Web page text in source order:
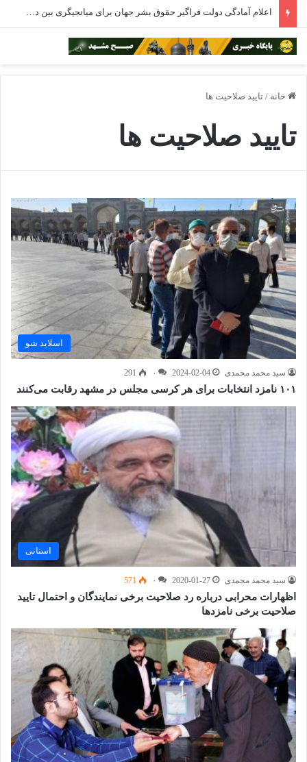
اعلام آمادگی دولت فراگیر حقوق بشر جهان برای میانجیگری بین دو کشور آمریکا و ایران
خانه / تایید صلاحیت ها
تایید صلاحیت ها
اسلاید شو
سید محمد محمدی 2024-02-04 ۰ 291
۱۰۱ نامزد انتخابات برای هر کرسی مجلس در مشهد رقابت می‌کنند
استانی
سید محمد محمدی 2020-01-27 ۰ 571
اظهارات محرابی درباره رد صلاحیت برخی نمایندگان و احتمال تایید
صلاحیت برخی نامزدها